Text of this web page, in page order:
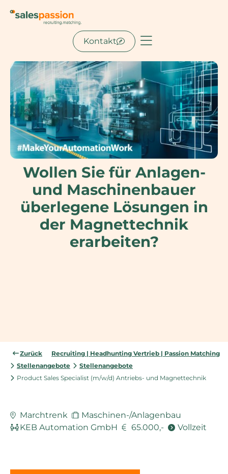
Kontakt
Wollen Sie für Anlagen-
und Maschinenbauer
überlegene Lösungen in
der Magnettechnik
erarbeiten?
Zurück
Recruiting | Headhunting Vertrieb | Passion Matching
Stellenangebote
Stellenangebote
Product Sales Specialist (m/w/d) Antriebs- und Magnettechnik
Marchtrenk
Maschinen-/Anlagenbau
KEB Automation GmbH
65.000,- Vollzeit